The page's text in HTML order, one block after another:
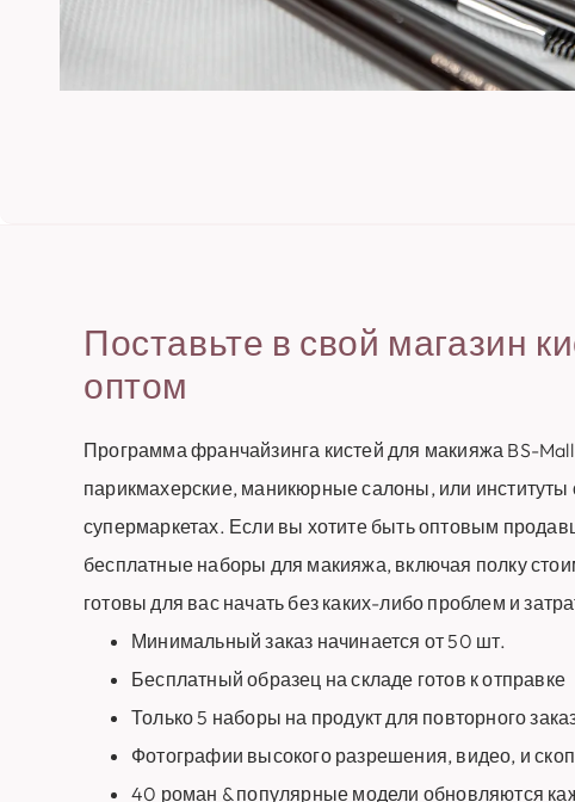
Поставьте в свой магазин
оптом
Программа франчайзинга кистей для макияжа BS-
парикмахерские, маникюрные салоны, или институты
супермаркетах. Если вы хотите быть оптовым
бесплатные наборы для макияжа, включая полку
готовы для вас начать без каких-либо проблем и
Минимальный заказ начинается от 50 шт.
Бесплатный образец на складе готов к отправке
Только 5 наборы на продукт для повторного
Фотографии высокого разрешения, видео, и
40 роман & популярные модели обновляются